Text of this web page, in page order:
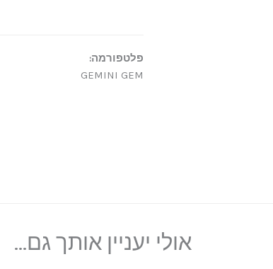
פלטפורמה:
GEMINI GEM
אולי יעניין אותך גם...